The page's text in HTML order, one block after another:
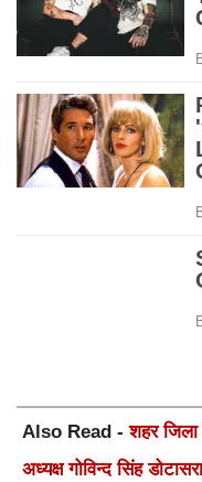
Also Read -शहर
अध्यक्ष गोविन्द सिंह